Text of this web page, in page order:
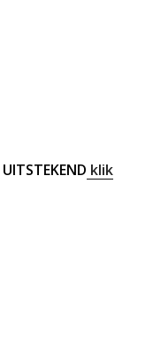
UITSTEKEND klik